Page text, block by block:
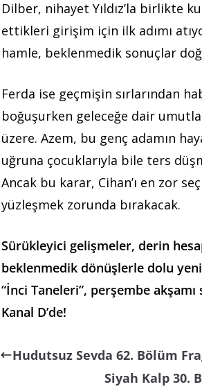
Dilber, nihayet Yıldız’la birlikte
ettikleri girişim için ilk adımı
hamle, beklenmedik sonuçlar
Ferda ise geçmişin sırlarından
boğuşurken geleceğe dair
üzere. Azem, bu genç adamın
uğruna çocuklarıyla bile ters
Ancak bu karar, Cihan’ı en zor
yüzleşmek zorunda bırakacak.
Sürükleyici gelişmeler, derin
beklenmedik dönüşlerle dolu
“İnci Taneleri”, perşembe akşamı
Kanal D’de!
Hudutsuz Sevda 62. Bölüm
Siyah Kalp 30.